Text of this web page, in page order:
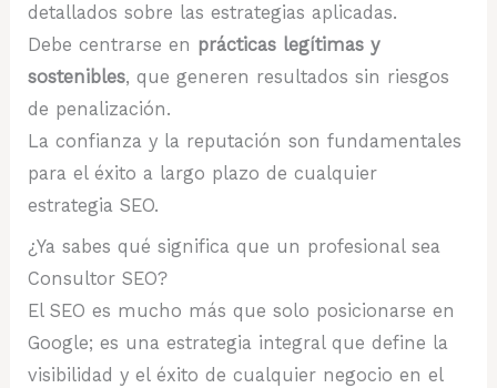
detallados sobre las estrategias aplicadas.
Debe centrarse en prácticas legítimas y
sostenibles, que generen resultados sin riesgos
de penalización.
La confianza y la reputación son fundamentales
para el éxito a largo plazo de cualquier
estrategia SEO.
¿Ya sabes qué significa que un profesional sea
Consultor SEO?
El SEO es mucho más que solo posicionarse en
Google; es una estrategia integral que define la
visibilidad y el éxito de cualquier negocio en el